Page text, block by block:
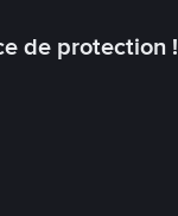
de protection !